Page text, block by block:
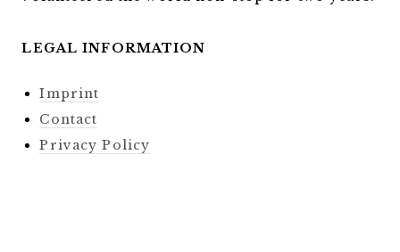
LEGAL INFORMATION
Imprint
Contact
Privacy Policy